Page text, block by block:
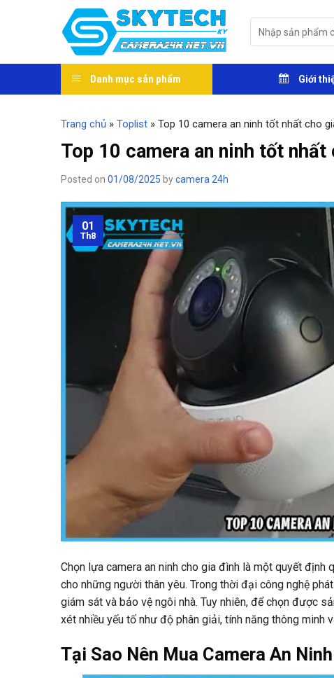
kiếm:
Danh mục sản phẩm Giới
Trang chủ » Toplist » Top 10 camera an ninh tốt nhất cho
Top 10 camera an ninh tốt nhất
Posted on 01/08/2025 bycamera 24h
01
Th8
Chọn lựa camera an ninh cho gia đình là một quyết
cho những người thân yêu. Trong thời đại công nghệ
giám sát và bảo vệ ngôi nhà. Tuy nhiên, để chọn được
xét nhiều yếu tố như độ phân giải, tính năng thông minh
Tại Sao Nên Mua Camera An